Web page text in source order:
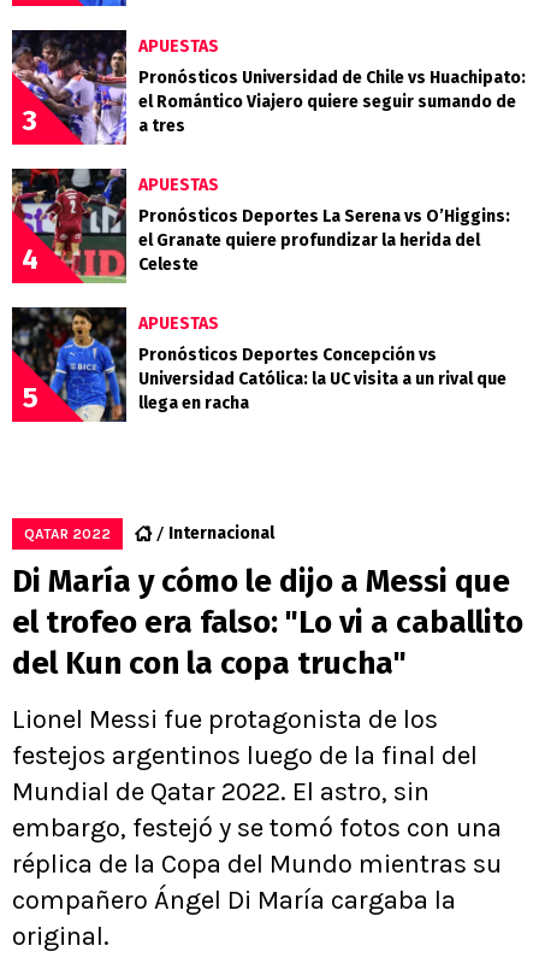
3
APUESTAS
Pronósticos Universidad de Chile vs Huachipato:
el Romántico Viajero quiere seguir sumando de
a tres
4
APUESTAS
Pronósticos Deportes La Serena vs O’Higgins:
el Granate quiere profundizar la herida del
Celeste
5
APUESTAS
Pronósticos Deportes Concepción vs
Universidad Católica: la UC visita a un rival que
llega en racha
QATAR 2022 Internacional
Di María y cómo le dijo a Messi que
el trofeo era falso: "Lo vi a caballito
del Kun con la copa trucha"
Lionel Messi fue protagonista de los
festejos argentinos luego de la final del
Mundial de Qatar 2022. El astro, sin
embargo, festejó y se tomó fotos con una
réplica de la Copa del Mundo mientras su
compañero Ángel Di María cargaba la
original.